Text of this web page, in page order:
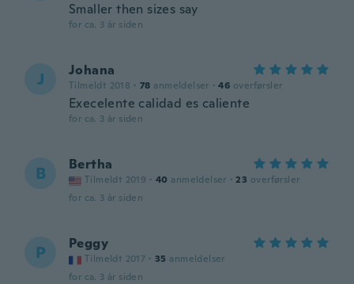
Smaller then sizes say
for ca. 3 år siden
J Johana
Tilmeldt 2018 · 78 anmeldelser · 46 overførsler
Execelente calidad es caliente
for ca. 3 år siden
B Bertha
Tilmeldt 2019 · 40 anmeldelser · 23 overførsler
for ca. 3 år siden
P Peggy
Tilmeldt 2017 · 35 anmeldelser
for ca. 3 år siden